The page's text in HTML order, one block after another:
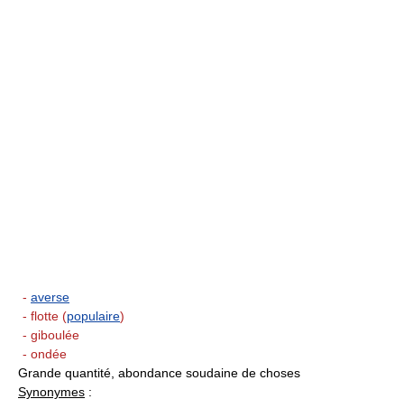
- averse
- flotte (populaire)
- giboulée
- ondée
Grande quantité, abondance soudaine de choses
Synonymes :